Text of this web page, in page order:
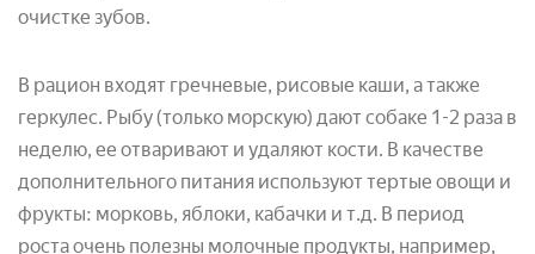
очистке зубов.
В рацион входят гречневые, рисовые каши, а также
геркулес. Рыбу (только морскую) дают собаке 1-2 раза в
неделю, ее отваривают и удаляют кости. В качестве
дополнительного питания используют тертые овощи и
фрукты: морковь, яблоки, кабачки и т.д. В период
роста очень полезны молочные продукты, например,